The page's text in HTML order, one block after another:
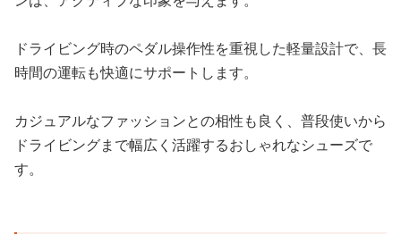
ドライビング時のペダル操作性を重視した軽量設計で、長
時間の運転も快適にサポートします。
カジュアルなファッションとの相性も良く、普段使いから
ドライビングまで幅広く活躍するおしゃれなシューズで
す。